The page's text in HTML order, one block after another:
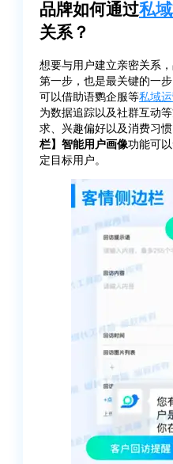
品牌如何通过私
关系？
想要与用户建立亲密关系
第一步，也是最关键的一
可以借助语鹦企服等私域
为数据追踪以及社群互动
求、兴趣偏好以及消费习惯
栏】智能用户画像功能可
定目标用户。